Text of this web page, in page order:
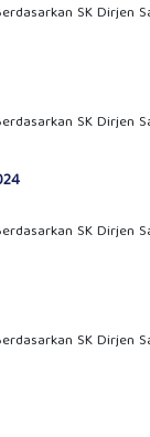
SK Dirjen
SK Dirjen
SK Dirjen
SK Dirjen